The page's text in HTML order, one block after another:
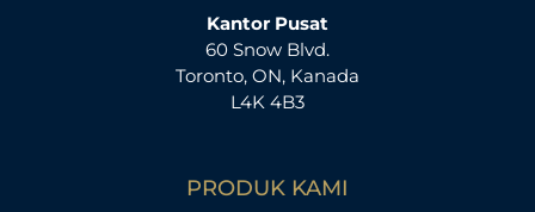
Kantor Pusat
60 Snow Blvd.
Toronto, ON, Kanada
L4K 4B3
PRODUK KAMI